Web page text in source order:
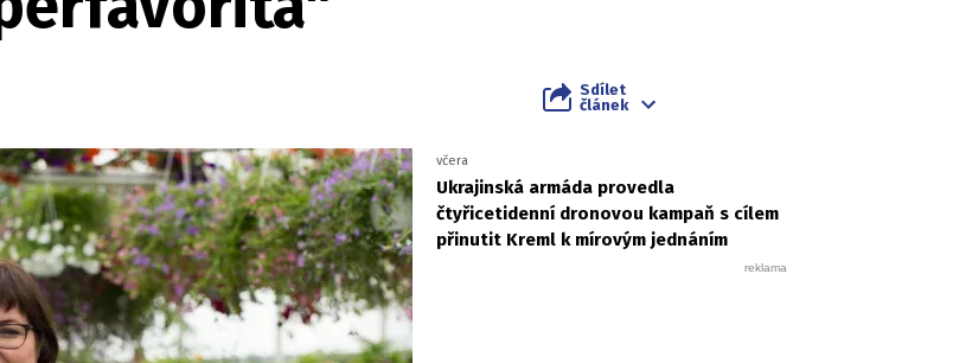
Sdílet
článek
včera
Ukrajinská armáda provedla
čtyřicetidenní dronovou kampaň s cílem
přinutit Kreml k mírovým jednáním